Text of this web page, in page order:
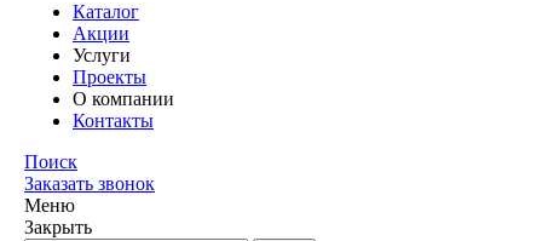
Каталог
Акции
Услуги
Проекты
О компании
Контакты
Поиск
Заказать звонок
Меню
Закрыть